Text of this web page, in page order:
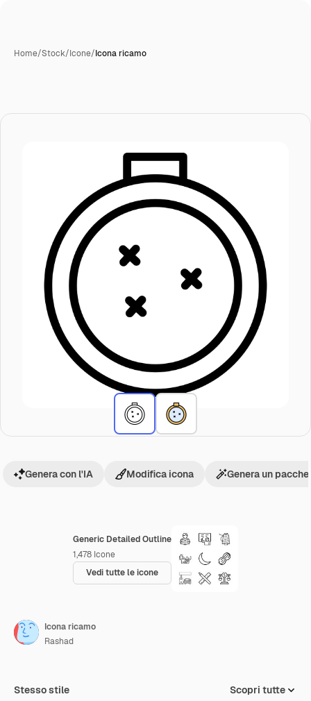
Home/Stock/Icone/Icona ricamo
Generic Detailed Outline
1,478 Icone
Vedi tutte le icone
Genera con l'IA Modifica icona Genera un
Icona ricamo
Rashad
Stesso stile Scopri tutte